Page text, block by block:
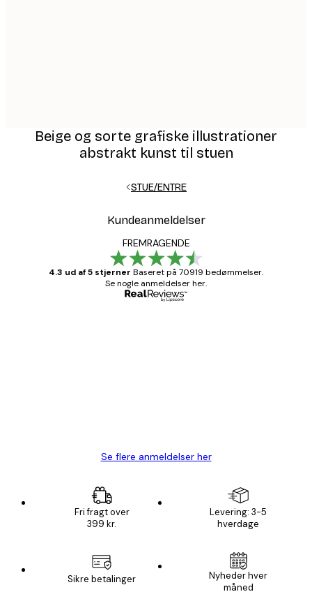
Beige og sorte grafiske illustrationer
abstrakt kunst til stuen
STUE/ENTRE
Kundeanmeldelser
FREMRAGENDE
4.3 ud af 5 stjerner Baseret på 70919 bedømmelser.
Se nogle anmeldelser her.
Se flere anmeldelser her
Fri fragt over
399 kr.
Levering: 3-5
hverdage
Sikre betalinger
Nyheder hver
måned